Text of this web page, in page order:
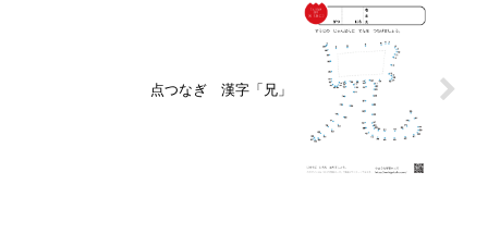
点つなぎ 漢字「兄」